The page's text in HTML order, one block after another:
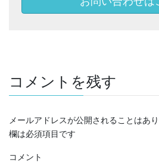
コメントを残す
メールアドレスが公開されることはあり
欄は必須項目です
コメント